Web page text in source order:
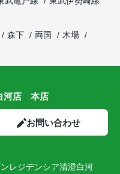
森下 両国
木場
河店 本店
お問い合わせ
レジデンシア清澄白河